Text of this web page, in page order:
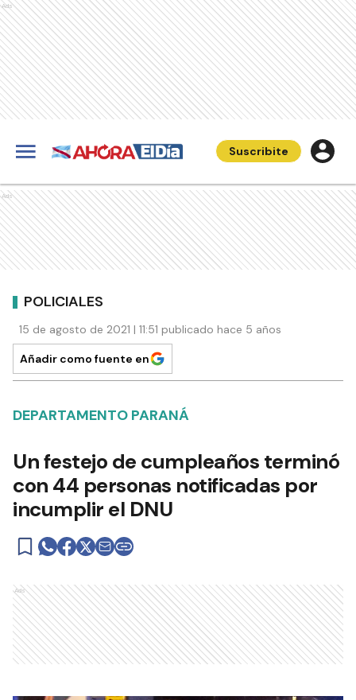
Ads
Suscribite
Ads
POLICIALES
15 de agosto de 2021 | 11:51 publicado hace 5 años
Añadir como fuente en
DEPARTAMENTO PARANÁ
Un festejo de cumpleaños terminó
con 44 personas notificadas por
incumplir el DNU
Ads